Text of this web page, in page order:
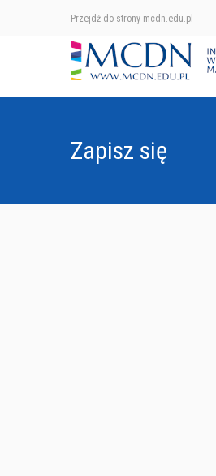
Przejdź do strony mcdn.edu.pl
Zapisz się